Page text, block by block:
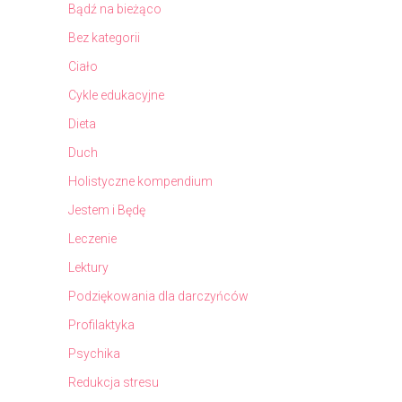
Bądź na bieżąco
Bez kategorii
Ciało
Cykle edukacyjne
Dieta
Duch
Holistyczne kompendium
Jestem i Będę
Leczenie
Lektury
Podziękowania dla darczyńców
Profilaktyka
Psychika
Redukcja stresu